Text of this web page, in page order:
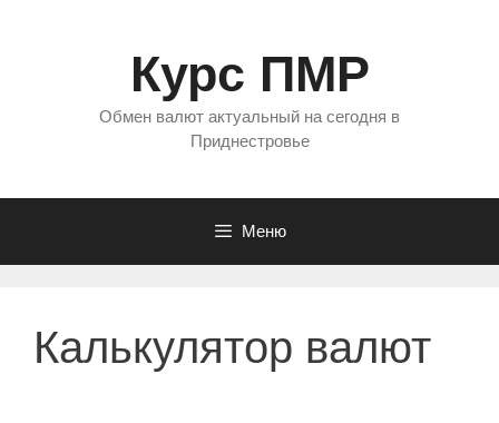
Курс ПМР
Обмен валют актуальный на сегодня в
Приднестровье
Меню
Калькулятор валют